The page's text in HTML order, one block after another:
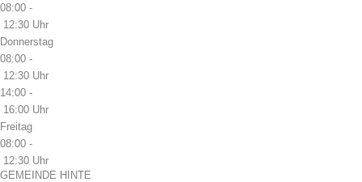
08:00 -
12:30 Uhr
Donnerstag
08:00 -
12:30 Uhr
14:00 -
16:00 Uhr
Freitag
08:00 -
12:30 Uhr
GEMEINDE HINTE